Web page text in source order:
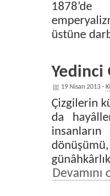
1878’de
üstüne
Yedinci
19 Nisan 2013 -
Çizgilerin
da
Devamını